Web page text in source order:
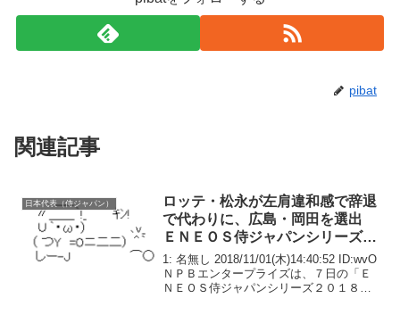
pibat
関連記事
日本代表（侍ジャパン）
ロッテ・松永が左肩違和感で辞退
で代わりに、広島・岡田を選出
ＥＮＥＯＳ侍ジャパンシリーズ２
０１８
1: 名無し 2018/11/01(木)14:40:52 ID:wvO
ＮＰＢエンタープライズは、７日の「Ｅ
ＮＥＯＳ侍ジャパンシリーズ２０１８」